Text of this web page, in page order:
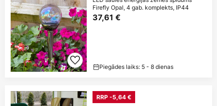
Firefly Opal, 4 gab. komplekts, IP44
37,61 €
Piegādes laiks: 5 - 8 dienas
RRP -5,64 €